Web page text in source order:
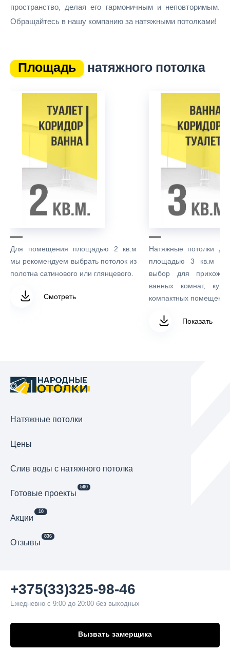
пространство, делая его гармоничным и неповторимым.
Обращайтесь в нашу компанию за натяжными потолками!
Площадь натяжного потолка
Для помещения площадью 2 кв.м
мы рекомендуем выбрать потолок из
полотна сатинового или глянцевого.
Смотреть
Натяжные потолки
площадью 3 кв.м –
выбор для
ванных комнат,
компактных
Показать
Натяжные потолки
Цены
Cлив воды с натяжного потолка
Готовые проекты
560
Акции
10
Отзывы
836
+375(33)325-98-46
Ежедневно с 9:00 до 20:00 без выходных
Вызвать замерщика